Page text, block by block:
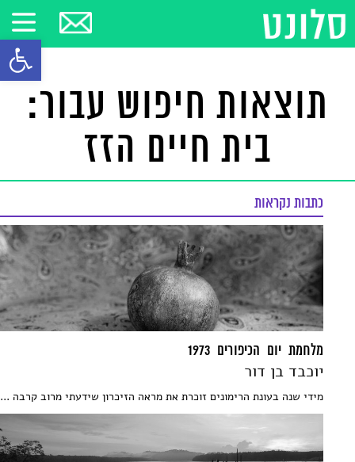
פתח
תוצאות חיפוש עבור:
בית חיים הזז
כתבות נקראות
מלחמת יום הכיפורים 1973
יוכבד בן דור
מידי שנה בעונת הרימונים זוכרת את מראה הזיכרון שידעתי מרוב קרבה ...